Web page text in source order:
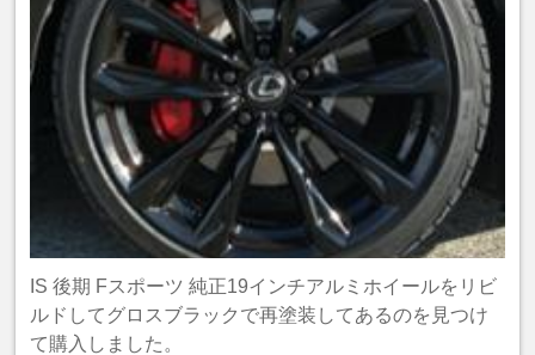
IS 後期 Fスポーツ 純正19インチアルミホイールをリビ
ルドしてグロスブラックで再塗装してあるのを見つけ
て購入しました。